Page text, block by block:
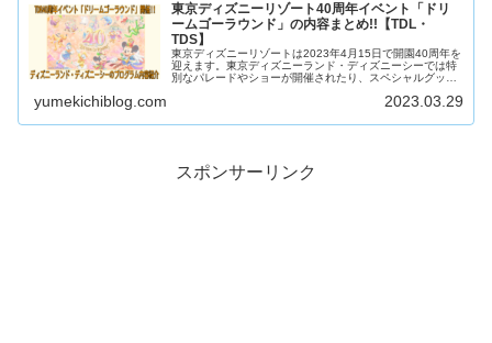
東京ディズニーリゾート40周年イベント「ドリ
ームゴーラウンド」の内容まとめ!!【TDL・
TDS】
東京ディズニーリゾートは2023年4月15日で開園40周年を
迎えます。東京ディズニーランド・ディズニーシーでは特
別なパレードやショーが開催されたり、スペシャルグッ
「ドリームゴーラウンド」の内容まとめます。
yumekichiblog.com 2023.03.29
スポンサーリンク